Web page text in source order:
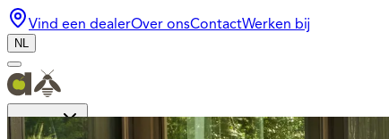
Vind een dealerOver onsContactWerken bij
NL
Collectie Design MaterialenMid-Season Sale